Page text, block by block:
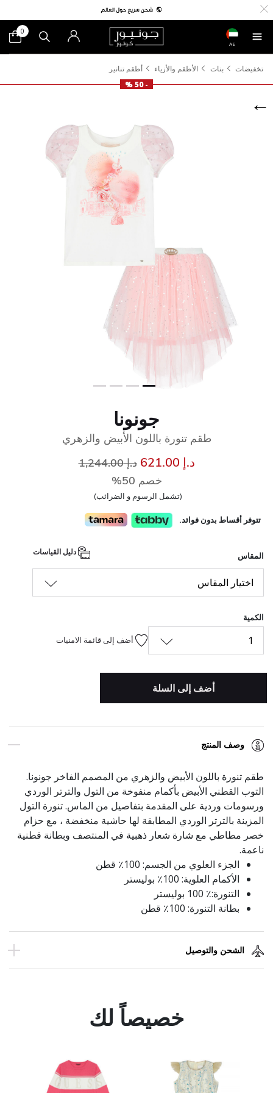
AE
0
تخفيضات بنات الأطقم والأزياء
أطقم تنانير
- 50 %
جونونا
طقم تنورة باللون الأبيض والزهري
د.إ 621.00 سعر مخفض مند.إ 1,244.00
خصم 50%
(تشمل الرسوم و الضرائب)
تتوفر أقساط بدون فوائد.
المقاس
اختيار المقاس
الكمية
1 أضف إلى قائمة الامنيات
أضف إلى السلة
وصف المنتج
طقم تنورة باللون الأبيض والزهري من المصمم الفاخر جونونا.
التوب القطني الأبيض بأكمام منفوخة من التول والترتر الوردي
ورسومات وردية على المقدمة بتفاصيل من الماس. تنورة التول
المزينة بالترتر الوردي المطابقة لها حاشية منخفضة ، مع حزام
خصر مطاطي مع شارة شعار ذهبية في المنتصف وبطانة قطنية
ناعمة.
الجزء العلوي من الجسم: 100٪ قطن
الأكمام العلوية: 100٪ بوليستر
التنورة:٪ 100 بوليستر
بطانة التنورة: 100٪ قطن
الشحن والتوصيل
خصيصاً لك